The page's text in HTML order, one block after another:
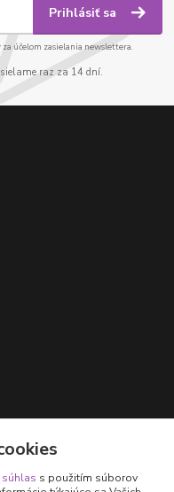
Prihlásiť sa
za účelom zasielania newslettera.
raz za 14 dní.
súhlas s použitím súborov